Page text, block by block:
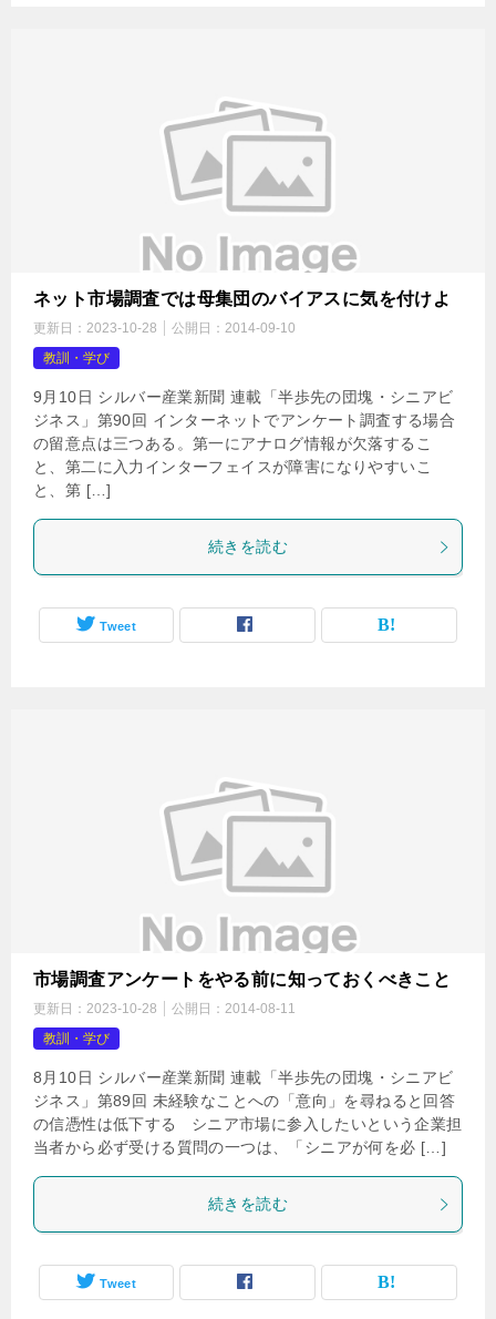
ネット市場調査では母集団のバイアスに気を付けよ
更新日： 2023-10-28 公開日： 2014-09-10
教訓・学び
9月10日 シルバー産業新聞 連載「半歩先の団塊・シニアビ
ジネス」第90回 インターネットでアンケート調査する場合
の留意点は三つある。第一にアナログ情報が欠落するこ
と、第二に入力インターフェイスが障害になりやすいこ
と、第 […]
続きを読む
Tweet
市場調査アンケートをやる前に知っておくべきこと
更新日： 2023-10-28 公開日： 2014-08-11
教訓・学び
8月10日 シルバー産業新聞 連載「半歩先の団塊・シニアビ
ジネス」第89回 未経験なことへの「意向」を尋ねると回答
の信憑性は低下する シニア市場に参入したいという企業担
当者から必ず受ける質問の一つは、「シニアが何を必 […]
続きを読む
Tweet